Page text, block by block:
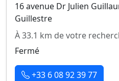
16 avenue Dr Julien
Guillestre
À 33.1 km de votre
Fermé
+33 6 08 92 39 77